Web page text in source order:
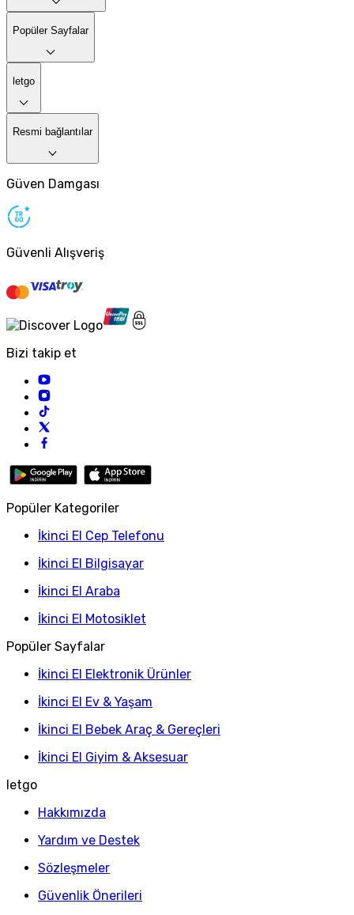
Popüler Sayfalar
letgo
Resmi bağlantılar
Güven Damgası
Güvenli Alışveriş
Bizi takip et
Popüler Kategoriler
İkinci El Cep Telefonu
İkinci El Bilgisayar
İkinci El Araba
İkinci El Motosiklet
Popüler Sayfalar
İkinci El Elektronik Ürünler
İkinci El Ev & Yaşam
İkinci El Bebek Araç & Gereçleri
İkinci El Giyim & Aksesuar
letgo
Hakkımızda
Yardım ve Destek
Sözleşmeler
Güvenlik Önerileri